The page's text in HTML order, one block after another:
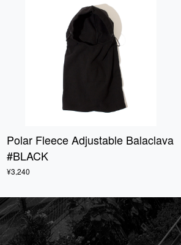
Polar Fleece Adjustable Balaclava
#BLACK
¥3,240